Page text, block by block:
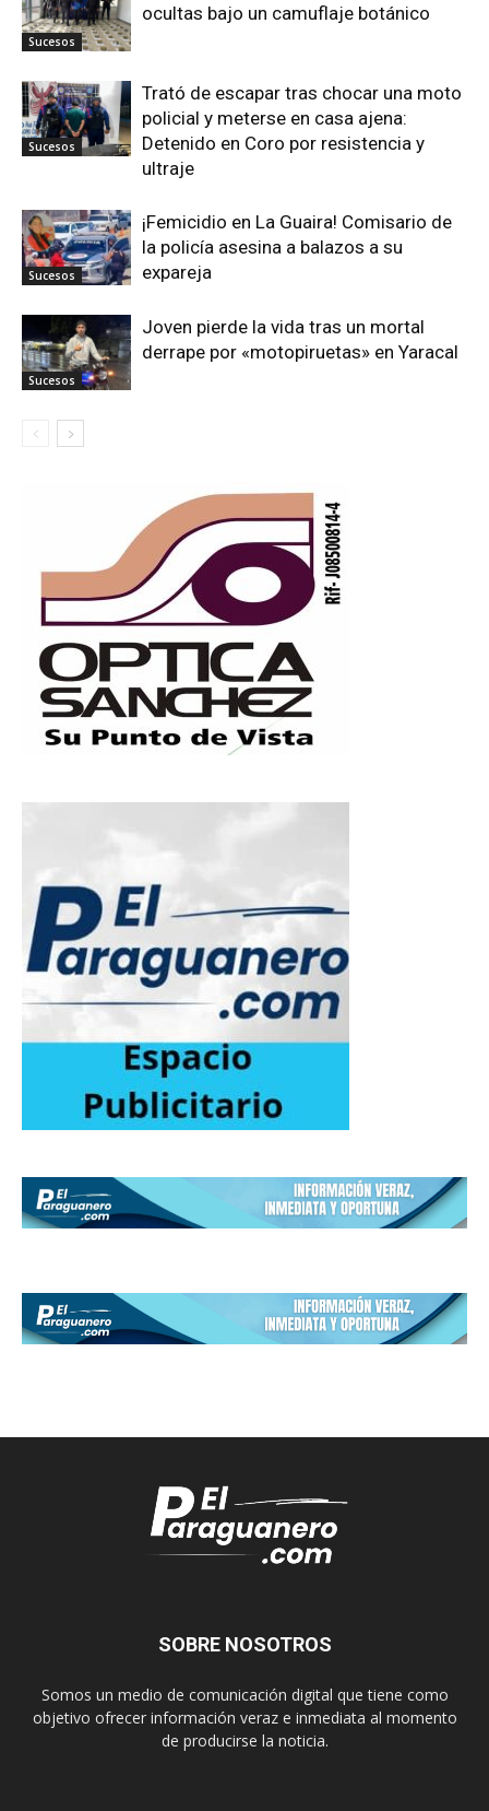
Sucesos
ocultas bajo un camuflaje botánico
Sucesos
Trató de escapar tras chocar una moto
policial y meterse en casa ajena:
Detenido en Coro por resistencia y
ultraje
Sucesos
¡Femicidio en La Guaira! Comisario de
la policía asesina a balazos a su
expareja
Sucesos
Joven pierde la vida tras un mortal
derrape por «motopiruetas» en Yaracal
SOBRE NOSOTROS
Somos un medio de comunicación digital que tiene como
objetivo ofrecer información veraz e inmediata al momento
de producirse la noticia.